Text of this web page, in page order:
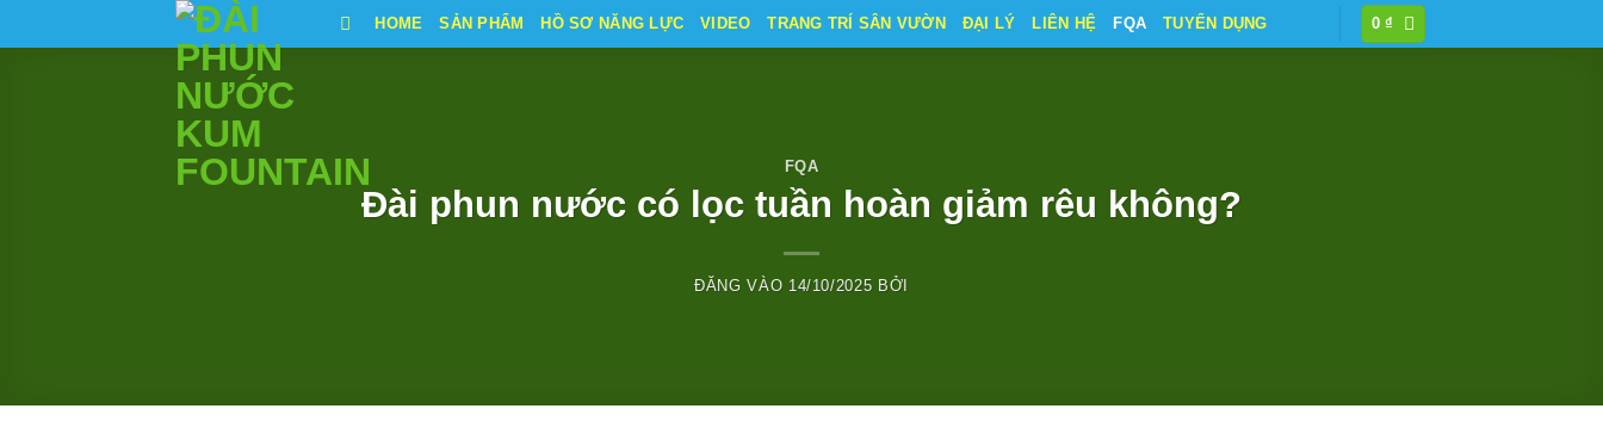
qua
HOME SẢN PHẨM HỒ SƠ NĂNG LỰC VIDEO TRANG TRÍ SÂN VƯỜN ĐẠI LÝ LIÊN HỆ FQA TUYỂN DỤNG 0₫
FQA
Đài phun nước có lọc tuần hoàn giảm rêu không?
ĐĂNG VÀO 14/10/2025 BỞI